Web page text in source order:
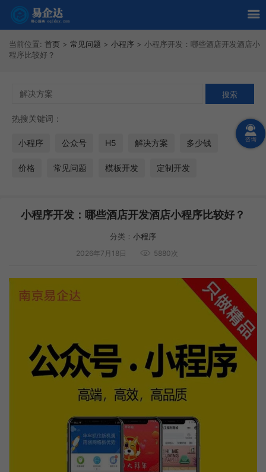
当前位置: 首页 > 常见问题 > 小程序 > 小程序开发：哪些酒店开发酒店小
程序比较好？
热搜关键词：
小程序 公众号 H5 解决方案 多少钱
价格 常见问题 模板开发 定制开发
小程序开发：哪些酒店开发酒店小程序比较好？
分类： 小程序
2026年7月18日 5880次